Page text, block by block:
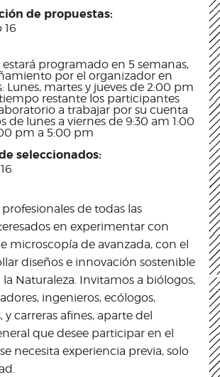
de propuestas:
16
programado en 5 semanas,
por el organizador en
Lunes, martes y jueves de 2:00 pm
restante los participantes
a trabajar por su cuenta
de lunes a viernes de 9:30 am 1:00
pm a 5:00 pm
seleccionados:
de todas las
en experimentar con
microscopía de avanzada, con el
diseños e innovación sostenible
Naturaleza. Invitamos a biólogos,
ingenieros, ecólogos,
carreras afines, aparte del
que desee participar en el
necesita experiencia previa, solo